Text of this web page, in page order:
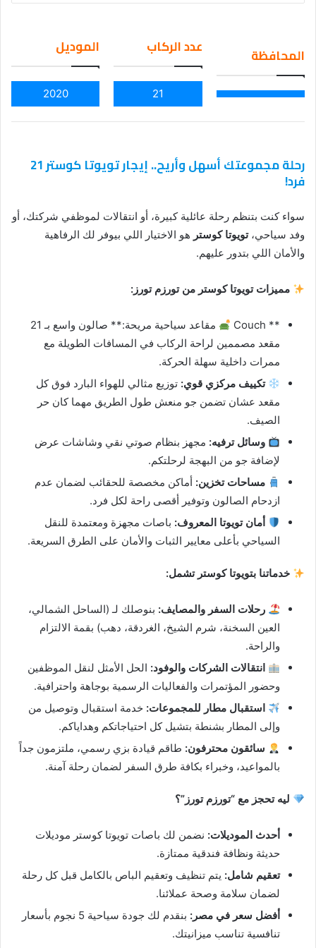
ail
المحافظة عدد الركاب
21
الموديل
2020
رحلة مجموعتك أسهل وأريح.. إيجار تويوتا كوستر 21
فرد!
سواء كنت بتنظم رحلة عائلية كبيرة، أو انتقالات لموظفي شركتك، أو
وفد سياحي،تويوتا كوستر هو الاختيار اللي بيوفر لك الرفاهية
والأمان اللي بتدور عليهم.
مميزات تويوتا كوستر من تورزم تورز:
** Couch
مقاعد سياحية مريحة:** صالون واسع بـ 21
مقعد مصممين لراحة الركاب في المسافات الطويلة مع
ممرات داخلية سهلة الحركة.
تكييف مركزي قوي: توزيع مثالي للهواء البارد فوق كل
مقعد عشان تضمن جو منعش طول الطريق مهما كان حر
الصيف.
وسائل ترفيه: مجهز بنظام صوتي نقي وشاشات عرض
لإضافة جو من البهجة لرحلتكم.
مساحات تخزين: أماكن مخصصة للحقائب لضمان عدم
ازدحام الصالون وتوفير أقصى راحة لكل فرد.
أمان تويوتا المعروف: باصات مجهزة ومعتمدة للنقل
السياحي بأعلى معايير الثبات والأمان على الطرق السريعة.
خدماتنا بتويوتا كوستر تشمل:
رحلات السفر والمصايف: بنوصلك لـ (الساحل الشمالي،
العين السخنة، شرم الشيخ، الغردقة، دهب) بقمة الالتزام
والراحة.
انتقالات الشركات والوفود: الحل الأمثل لنقل الموظفين
وحضور المؤتمرات والفعاليات الرسمية بوجاهة واحترافية.
استقبال مطار للمجموعات: خدمة استقبال وتوصيل من
وإلى المطار بشنطة بتشيل كل احتياجاتكم وهداياكم.
سائقون محترفون: طاقم قيادة بزي رسمي، ملتزمون جداً
بالمواعيد، وخبراء بكافة طرق السفر لضمان رحلة آمنة.
ليه تحجز مع “تورزم تورز”؟
أحدث الموديلات: نضمن لك باصات تويوتا كوستر موديلات
حديثة ونظافة فندقية ممتازة.
تعقيم شامل: يتم تنظيف وتعقيم الباص بالكامل قبل كل رحلة
لضمان سلامة وصحة عملائنا.
أفضل سعر في مصر:
بنقدم لك جودة سياحية 5 نجوم بأسعار
تنافسية تناسب ميزانيتك.